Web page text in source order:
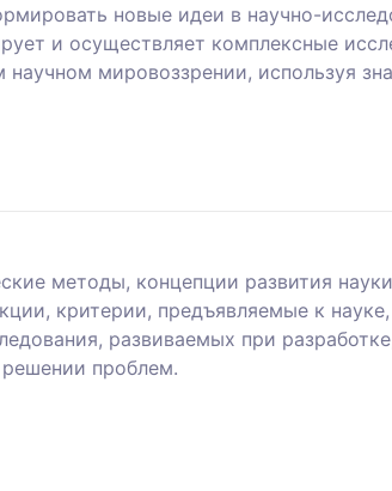
новые идеи в научно-
и осуществляет комплексные
мировоззрении, используя
методы, концепции развития
критерии, предъявляемые к
развиваемых при
решении проблем.